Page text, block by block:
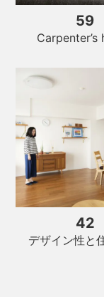
59
Carpenter’s
42
デザイン性と